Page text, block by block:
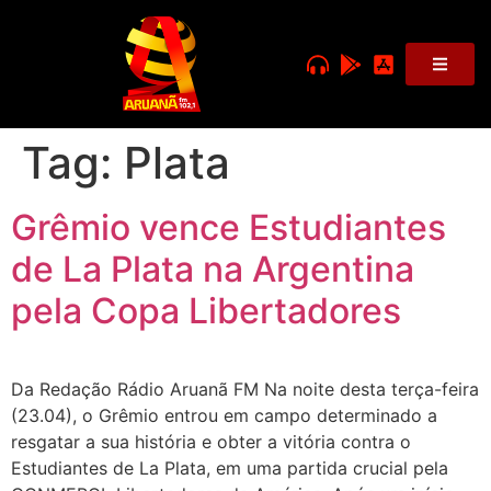
Tag: Plata
Grêmio vence Estudiantes
de La Plata na Argentina
pela Copa Libertadores
Da Redação Rádio Aruanã FM Na noite desta terça-feira
(23.04), o Grêmio entrou em campo determinado a
resgatar a sua história e obter a vitória contra o
Estudiantes de La Plata, em uma partida crucial pela